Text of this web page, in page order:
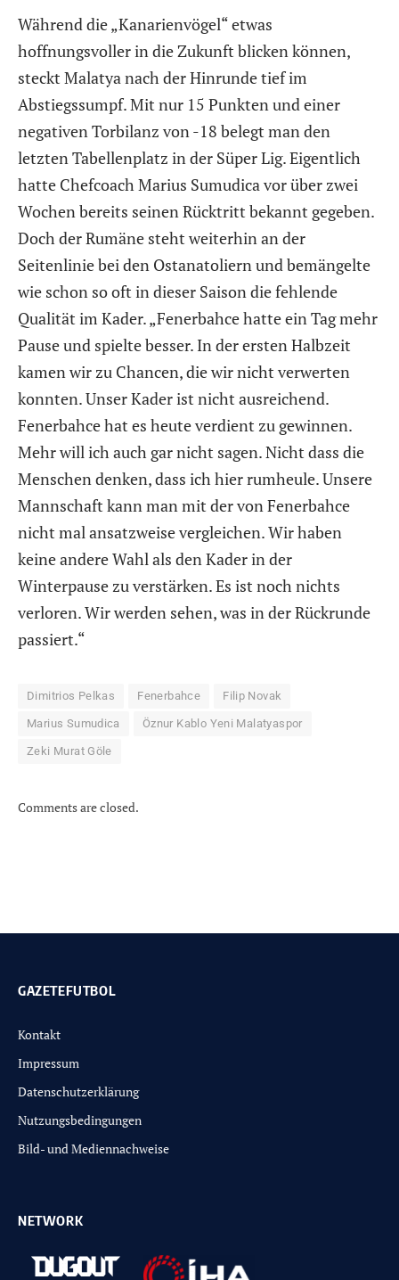
Während die „Kanarienvögel“ etwas
hoffnungsvoller in die Zukunft blicken können,
steckt Malatya nach der Hinrunde tief im
Abstiegssumpf. Mit nur 15 Punkten und einer
negativen Torbilanz von -18 belegt man den
letzten Tabellenplatz in der Süper Lig. Eigentlich
hatte Chefcoach Marius Sumudica vor über zwei
Wochen bereits seinen Rücktritt bekannt gegeben.
Doch der Rumäne steht weiterhin an der
Seitenlinie bei den Ostanatoliern und bemängelte
wie schon so oft in dieser Saison die fehlende
Qualität im Kader. „Fenerbahce hatte ein Tag mehr
Pause und spielte besser. In der ersten Halbzeit
kamen wir zu Chancen, die wir nicht verwerten
konnten. Unser Kader ist nicht ausreichend.
Fenerbahce hat es heute verdient zu gewinnen.
Mehr will ich auch gar nicht sagen. Nicht dass die
Menschen denken, dass ich hier rumheule. Unsere
Mannschaft kann man mit der von Fenerbahce
nicht mal ansatzweise vergleichen. Wir haben
keine andere Wahl als den Kader in der
Winterpause zu verstärken. Es ist noch nichts
verloren. Wir werden sehen, was in der Rückrunde
passiert.“
Dimitrios Pelkas Fenerbahce Filip Novak
Marius Sumudica Öznur Kablo Yeni Malatyaspor
Zeki Murat Göle
Comments are closed.
GAZETEFUTBOL
Kontakt
Impressum
Datenschutzerklärung
Nutzungsbedingungen
Bild- und Mediennachweise
NETWORK